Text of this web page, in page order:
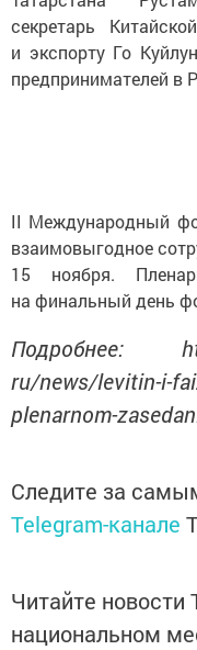
секретарь
и экспорту Го
предпринимателей в
II Международный
взаимовыгодное
15 ноября.
на финальный день
Подробнее:
ru/news/levitin-i-
plenarnom-
Следите за
Telegram-канале
Читайте новости
национальном